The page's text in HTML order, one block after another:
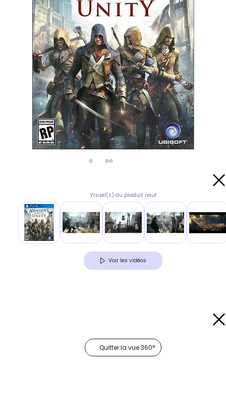
Visuel(s) du produit neuf
Voir les vidéos
Quitter la vue 360°